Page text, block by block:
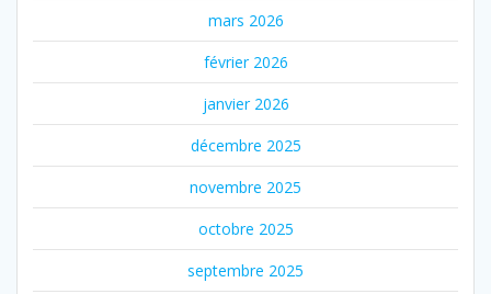
mars 2026
février 2026
janvier 2026
décembre 2025
novembre 2025
octobre 2025
septembre 2025